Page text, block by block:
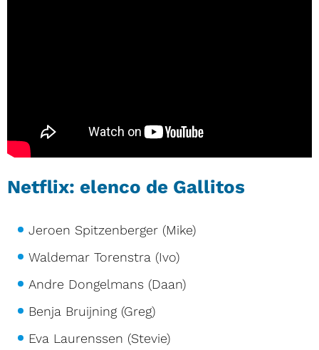
Netflix: elenco de Gallitos
Jeroen Spitzenberger (Mike)
Waldemar Torenstra (Ivo)
Andre Dongelmans (Daan)
Benja Bruijning (Greg)
Eva Laurenssen (Stevie)